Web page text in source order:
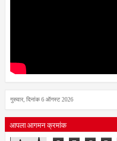
गुरुवार, दिनांक 6 ऑगस्ट 2026
आपला आगमन क्रमांक